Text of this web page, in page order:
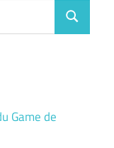
Search
Game de